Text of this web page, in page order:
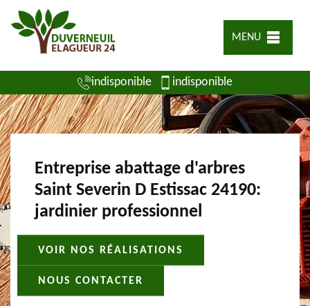
MENU
indisponible indisponible
Entreprise abattage d'arbres
Saint Severin D Estissac 24190:
jardinier professionnel
VOIR NOS RÉALISATIONS
NOUS CONTACTER